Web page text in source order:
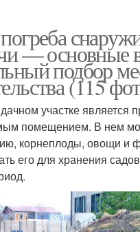
— основные
подбор
(115
участке является
помещением. В нем
корнеплоды, овощи и
его для хранения